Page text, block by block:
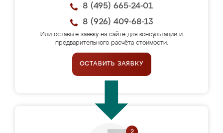
8 (495) 665-24-01
8 (926) 409-68-13
Или оставьте заявку на сайте для консультации и
предварительного расчёта стоимости.
ОСТАВИТЬ ЗАЯВКУ